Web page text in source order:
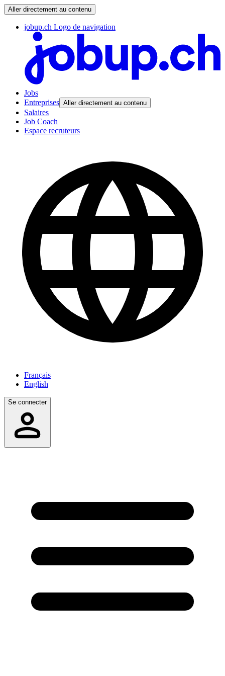
Aller directement au contenu
jobup.ch Logo de navigation
Jobs
Entreprises Aller directement au contenu
Salaires
Job Coach
Espace recruteurs
Français
English
Se connecter